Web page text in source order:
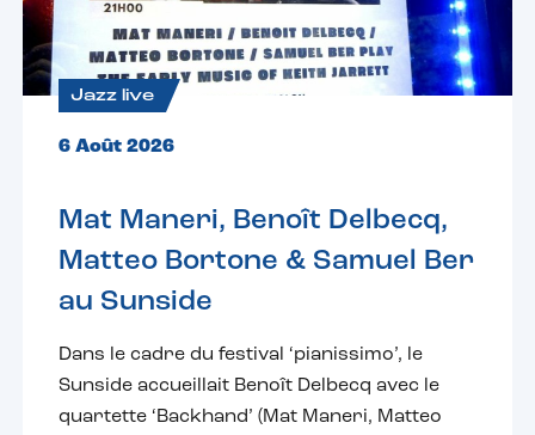
Jazz live
6 Août 2026
Mat Maneri, Benoît Delbecq,
Matteo Bortone & Samuel Ber
au Sunside
Dans le cadre du festival ‘pianissimo’, le
Sunside accueillait Benoît Delbecq avec le
quartette ‘Backhand’ (Mat Maneri, Matteo